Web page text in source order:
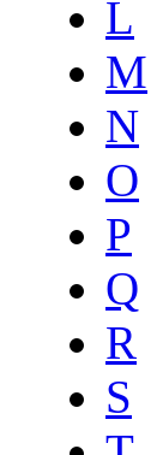
L
M
N
O
P
Q
R
S